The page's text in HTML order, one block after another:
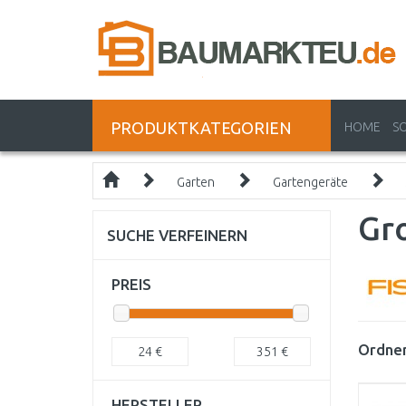
PRODUKTKATEGORIEN HOME
Garten Gartengeräte
SUCHE VERFEINERN
PREIS
24€ 351 €